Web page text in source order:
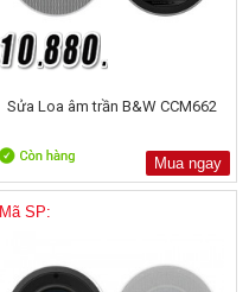
Sửa Loa âm trần B&W CCM662
Mua ngay
Mã SP: